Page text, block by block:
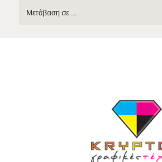
Μετάβαση σε ...